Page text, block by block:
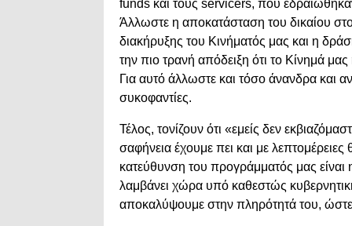
funds και τους servicers, που
Άλλωστε η αποκατάσταση του δικαίου
διακήρυξης του Κινήματός μας και η
την πιο τρανή απόδειξη ότι το Κίνημά
Για αυτό άλλωστε και τόσο άνανδρα και
συκοφαντίες.
Τέλος, τονίζουν ότι «εμείς δεν
σαφήνεια έχουμε πει και με
κατεύθυνση του προγράμματός μας
λαμβάνει χώρα υπό καθεστώς
αποκαλύψουμε στην πληρότητά του,